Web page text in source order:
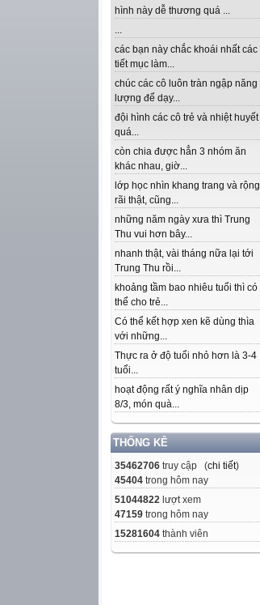
hình này dễ thương quá ...
...
các bạn này chắc khoái nhất các
tiết mục làm...
chúc các cô luôn tràn ngập năng
lượng để dạy...
đội hình các cô trẻ và nhiệt huyết
quá...
còn chia được hẳn 3 nhóm ăn
khác nhau, giờ...
lớp học nhìn khang trang và rộng
rãi thật, cũng...
những năm ngày xưa thì Trung
Thu vui hơn bây...
nhanh thật, vài tháng nữa lại tới
Trung Thu rồi...
khoảng tầm bao nhiêu tuổi thì có
thể cho trẻ...
Có thể kết hợp xen kẽ dùng thìa
với những...
Thực ra ở độ tuổi nhỏ hơn là 3-4
tuổi...
hoạt động rất ý nghĩa nhân dịp
8/3, món quà...
THỐNG KÊ
35462706 truy cập (chi tiết)
45404 trong hôm nay
51044822 lượt xem
47159 trong hôm nay
15281604 thành viên